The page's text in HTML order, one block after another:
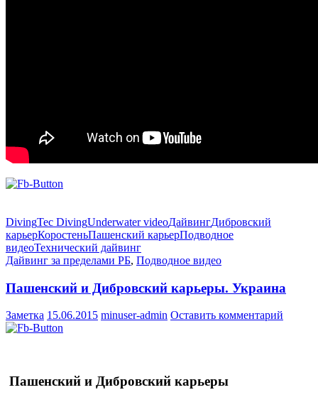
DivingTec DivingUnderwater videoДайвингДибровский
карьерКоростеньПашенский карьерПодводное
видеоТехнический дайвинг
Дайвинг за пределами РБ, Подводное видео
Пашенский и Дибровский карьеры. Украина
Заметка 15.06.2015 minuser-admin Оставить комментарий
Пашенский и Дибровский карьеры